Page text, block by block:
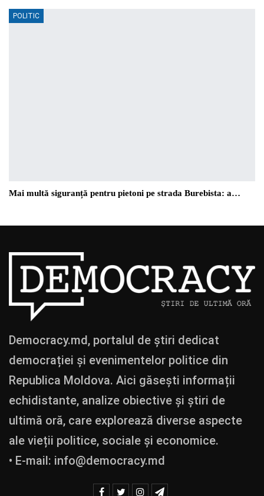
POLITIC
Mai multă siguranță pentru pietoni pe strada Burebista: a…
Democracy.md, portalul de știri dedicat
democrației și evenimentelor politice din
Republica Moldova. Aici găsești informații
echidistante, analize obiective și știri de
ultimă oră, care explorează diverse aspecte
ale vieții politice, sociale și economice.
• E-mail: info@democracy.md